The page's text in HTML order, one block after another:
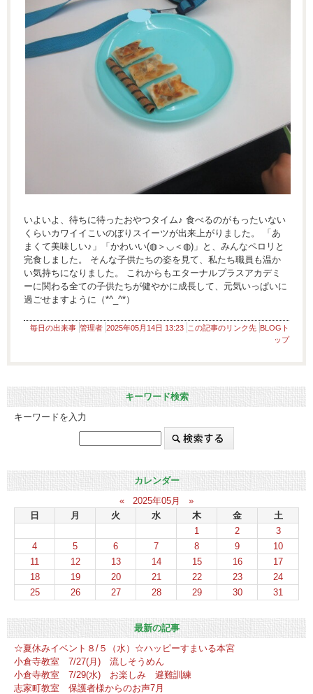
いよいよ、待ちに待ったおやつタイム♪ 食べるのがもったいない
くらいカワイイこいのぼりスイーツが出来上がりました。 「あ
まくて美味しい♪」「かわいい(◍＞◡＜◍)」と、みんなペロリと
完食しました。 そんな子供たちの姿を見て、私たち職員も温か
い気持ちになりました。 これからもエターナルプラスアカデミ
ーに関わる全ての子供たちが健やかに成長して、元気いっぱいに
過ごせますように（*^_^*）
毎日の出来事 管理者 2025年05月14日 13:23 この記事のリンク先 BLOGト
ップ
キーワード検索
キーワードを入力
カレンダー
«
2025年05月
»
日
月 火 水 木 金
土
1
2
3
4
5 6 7 8 9
10
11
12 13 14 15 16
17
18
19 20 21 22 23
24
25
26 27 28 29 30 31
最新の記事
☆夏休みイベント８/５（水）☆ハッピーすまいる本宮
小倉寺教室 7/27(月) 流しそうめん
小倉寺教室 7/29(水) お楽しみ 避難訓練
志家町教室 保護者様からのお声7月